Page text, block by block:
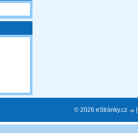
© 2026 eStránky.cz